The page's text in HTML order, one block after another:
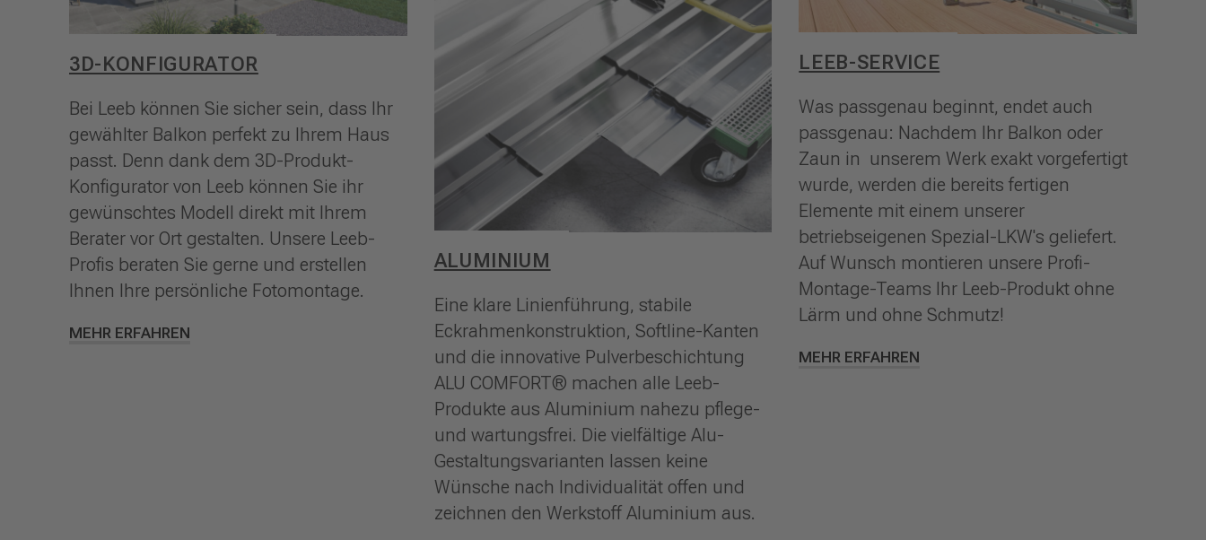
3D-KONFIGURATOR
Bei Leeb können Sie sicher sein, dass Ihr
gewählter Balkon perfekt zu Ihrem Haus
passt. Denn dank dem 3D-Produkt-
Konfigurator von Leeb können Sie ihr
gewünschtes Modell direkt mit Ihrem
Berater vor Ort gestalten. Unsere Leeb-
Profis beraten Sie gerne und erstellen
Ihnen Ihre persönliche Fotomontage.
MEHR ERFAHREN
ALUMINIUM
Eine klare Linienführung, stabile
Eckrahmenkonstruktion, Softline-Kanten
und die innovative Pulverbeschichtung
ALU COMFORT® machen alle Leeb-
Produkte aus Aluminium nahezu pflege-
und wartungsfrei. Die vielfältige Alu-
Gestaltungsvarianten lassen keine
Wünsche nach Individualität offen und
zeichnen den Werkstoff Aluminium aus.
LEEB-SERVICE
Was passgenau beginnt, endet auch
passgenau: Nachdem Ihr Balkon oder
Zaun in unserem Werk exakt vorgefertigt
wurde, werden die bereits fertigen
Elemente mit einem unserer
betriebseigenen Spezial-LKW's geliefert.
Auf Wunsch montieren unsere Profi-
Montage-Teams Ihr Leeb-Produkt ohne
Lärm und ohne Schmutz!
MEHR ERFAHREN